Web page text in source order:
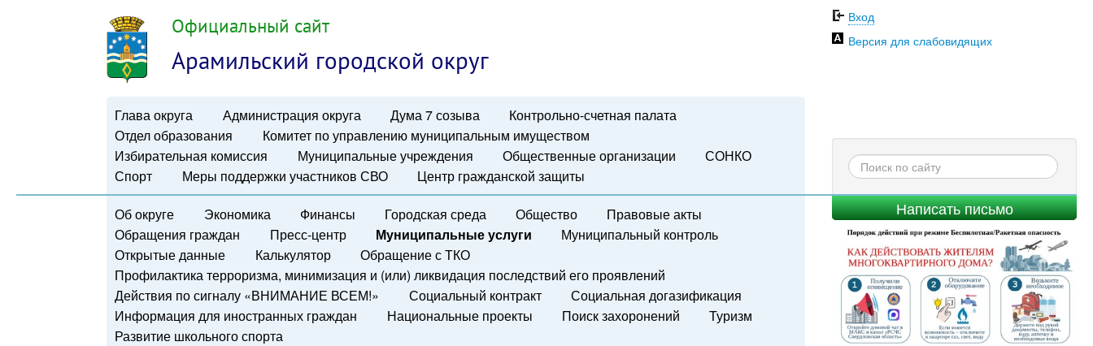
Официальный сайт
Арамильский городской округ
Глава округа Администрация округа Дума 7 созыва
Контрольно-счетная палата
Отдел образования
Комитет по управлению муниципальным имуществом
Избирательная комиссия
Муниципальные учреждения Общественные организации
СОНКО
Спорт
Меры поддержки участников СВО Центр гражданской защиты
Вход
Версия для слабовидящих
Написать письмо
Об округе Экономика Финансы Городская среда Общество
Правовые акты
Обращения граждан
Пресс-центр Муниципальные услуги
Муниципальный контроль
Открытые данные
Калькулятор
Обращение с ТКО
Профилактика терроризма, минимизация и (или) ликвидация последствий его проявлений
Действия по сигналу «ВНИМАНИЕ ВСЕМ!»
Социальный контракт
Социальная догазификация
Информация для иностранных граждан
Национальные проекты Поиск захоронений
Туризм
Развитие школьного спорта